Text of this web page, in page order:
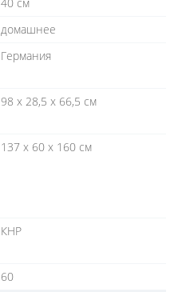
домашнее
Германия
98 х 28,5 х 66,5 см
137 х 60 х 160 см
КНР
60